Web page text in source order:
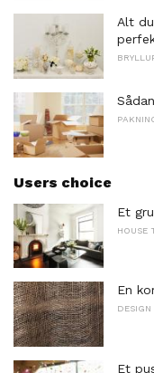
Alt
Users choice
Et
HOUSE
En
Et